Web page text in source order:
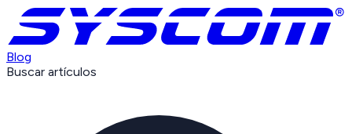
Blog
Buscar artículos